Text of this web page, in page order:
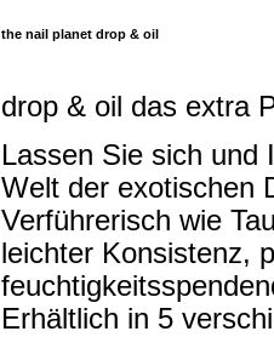
the nail planet drop & oil
drop & oil das extra
Lassen Sie sich und
Welt der exotischen
Verführerisch wie
leichter Konsistenz,
Erhältlich in 5